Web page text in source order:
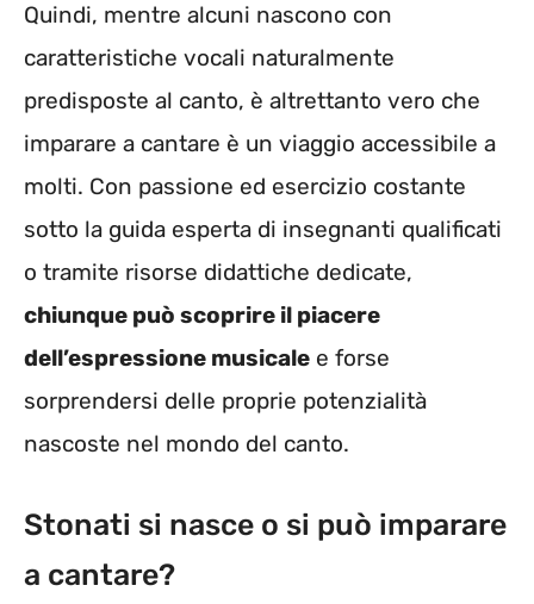
Quindi, mentre alcuni nascono con
caratteristiche vocali naturalmente
predisposte al canto, è altrettanto vero che
imparare a cantare è un viaggio accessibile a
molti. Con passione ed esercizio costante
sotto la guida esperta di insegnanti qualificati
o tramite risorse didattiche dedicate,
chiunque può scoprire il piacere
dell’espressione musicale e forse
sorprendersi delle proprie potenzialità
nascoste nel mondo del canto.
Stonati si nasce o si può imparare
a cantare?